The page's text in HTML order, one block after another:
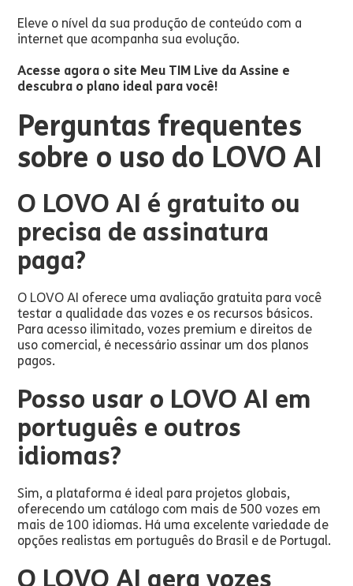
Eleve o nível da sua produção de conteúdo com a
internet que acompanha sua evolução.
Acesse agora o site Meu TIM Live da Assine e
descubra o plano ideal para você!
Perguntas frequentes
sobre o uso do LOVO AI
O LOVO AI é gratuito ou
precisa de assinatura
paga?
O LOVO AI oferece uma avaliação gratuita para você
testar a qualidade das vozes e os recursos básicos.
Para acesso ilimitado, vozes premium e direitos de
uso comercial, é necessário assinar um dos planos
pagos.
Posso usar o LOVO AI em
português e outros
idiomas?
Sim, a plataforma é ideal para projetos globais,
oferecendo um catálogo com mais de 500 vozes em
mais de 100 idiomas. Há uma excelente variedade de
opções realistas em português do Brasil e de Portugal.
O LOVO AI gera vozes